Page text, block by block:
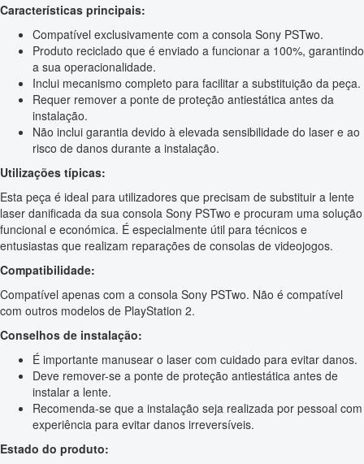
Características principais:
Compatível exclusivamente com a consola Sony PSTwo.
Produto reciclado que é enviado a funcionar a 100%, garantindo
a sua operacionalidade.
Inclui mecanismo completo para facilitar a substituição da peça.
Requer remover a ponte de proteção antiestática antes da
instalação.
Não inclui garantia devido à elevada sensibilidade do laser e ao
risco de danos durante a instalação.
Utilizações típicas:
Esta peça é ideal para utilizadores que precisam de substituir a lente
laser danificada da sua consola Sony PSTwo e procuram uma solução
funcional e económica. É especialmente útil para técnicos e
entusiastas que realizam reparações de consolas de videojogos.
Compatibilidade:
Compatível apenas com a consola Sony PSTwo. Não é compatível
com outros modelos de PlayStation 2.
Conselhos de instalação:
É importante manusear o laser com cuidado para evitar danos.
Deve remover-se a ponte de proteção antiestática antes de
instalar a lente.
Recomenda-se que a instalação seja realizada por pessoal com
experiência para evitar danos irreversíveis.
Estado do produto: